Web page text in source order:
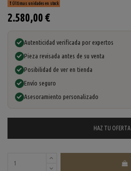
Últimas unidades en stock
2.580,00 €
Autenticidad verificada por expertos
Pieza revisada antes de su venta
Posibilidad de ver en tienda
Envío seguro
Asesoramiento personalizado
HAZ TU OFERTA